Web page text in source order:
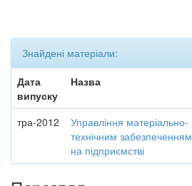
Знайдені матеріали:
Дата
випуску
Назва
тра-2012
Управління матеріально-
технічним забезпеченням
на підприємстві